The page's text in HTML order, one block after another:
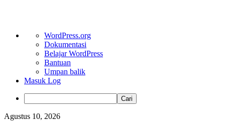
Tentang
WordPress
WordPress.org
Dokumentasi
Belajar WordPress
Bantuan
Umpan balik
Masuk Log
Cari
Skip
Agustus 10, 2026